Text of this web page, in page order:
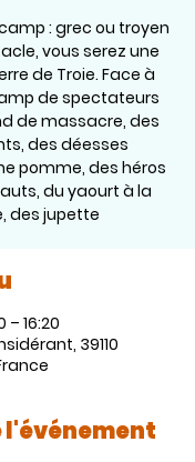
: grec ou troyen
vous serez une
de Troie. Face à
de spectateurs
de massacre, des
des déesses
pomme, des héros
du yaourt à la
des jupette
– 16:20
39110
l'événement